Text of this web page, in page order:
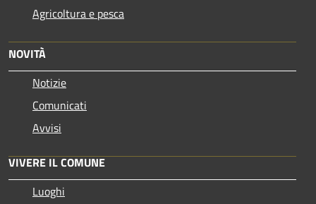
Agricoltura e pesca
NOVITÀ
Notizie
Comunicati
Avvisi
VIVERE IL COMUNE
Luoghi